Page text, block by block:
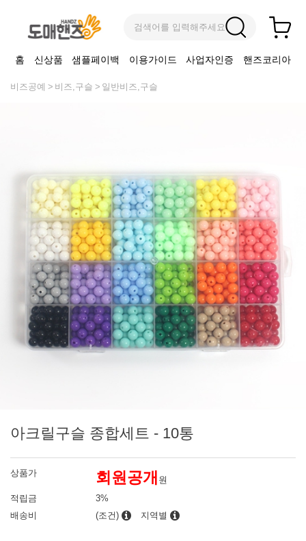
검색어를 입력해주세요
홈 신상품 샘플페이백 이용가이드 사업자인증 핸즈코리아
비즈공예 비즈,구슬 일반비즈,구슬
아크릴구슬 종합세트 - 10통
상품가 회원공개 원
적립금
3%
배송비
(조건) 지역별